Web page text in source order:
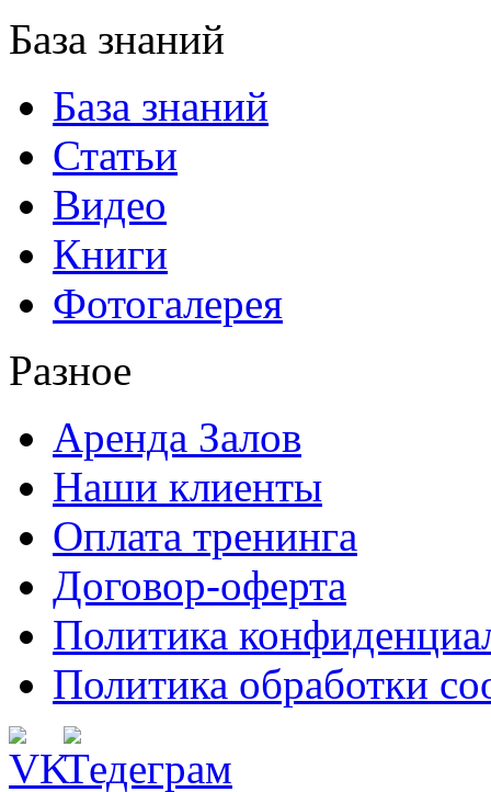
База знаний
База знаний
Статьи
Видео
Книги
Фотогалерея
Разное
Аренда Залов
Наши клиенты
Оплата тренинга
Договор-оферта
Политика
Политика обработки